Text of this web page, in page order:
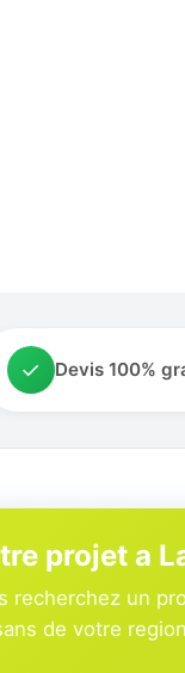
✓ Devis 100%
projet a
recherchez un
de votre